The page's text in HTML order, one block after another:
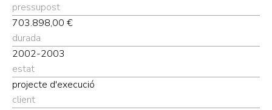
pressupost
703.898,00 €
durada
2002-2003
estat
projecte d'execució
client